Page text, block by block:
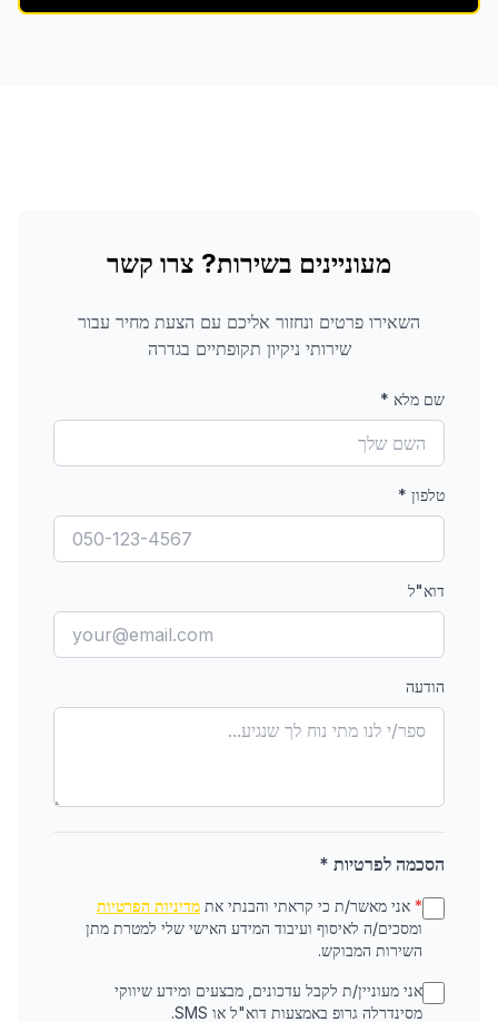
מעוניינים בשירות? צרו קשר
השאירו פרטים ונחזור אליכם עם הצעת מחיר עבור
שירותי ניקיון תקופתיים בגדרה
שם מלא *
טלפון *
דוא"ל
הודעה
הסכמה לפרטיות *
* אני מאשר/ת כי קראתי והבנתי את מדיניות הפרטיות
ומסכים/ה לאיסוף ועיבוד המידע האישי שלי למטרת מתן
השירות המבוקש.
אני מעוניין/ת לקבל עדכונים, מבצעים ומידע שיווקי
מסינדרלה גרופ באמצעות דוא"ל או SMS.